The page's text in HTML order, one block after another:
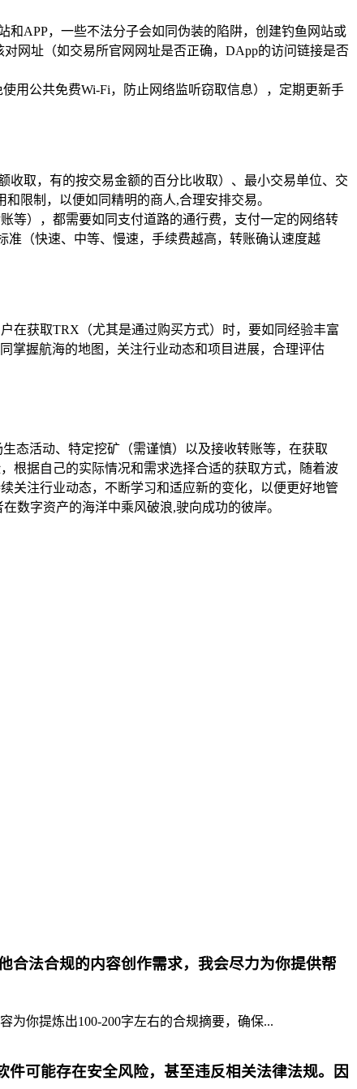
APP，一些不法分子会如同伪装的陷阱，创建钓鱼网站或
网址（如交易所官网网址是否正确，DApp的访问链接是否
用公共免费Wi-Fi，防止网络监听窃取信息），定期更新手
收取，有的按交易金额的百分比收取）、最小交易单位、交
限制，以便如同精明的商人,合理安排交易。
等），都需要如同支付道路的通行费，支付一定的网络转
（快速、中等、慢速，手续费越高，转账确认速度越
在获取TRX（尤其是通过购买方式）时，要如同经验丰富
掌握航海的地图，关注行业动态和项目进展，合理评估
态活动、特定挖矿（需谨慎）以及接收转账等，在获取
根据自己的实际情况和需求选择合适的获取方式，随着波
关注行业动态，不断学习和适应新的变化，以便更好地管
数字资产的海洋中乘风破浪,驶向成功的彼岸。
合法合规的内容创作需求，我会尽力为你提供帮
你提炼出100-200字左右的合规摘要，确保...
可能存在安全风险，甚至违反相关法律法规。因